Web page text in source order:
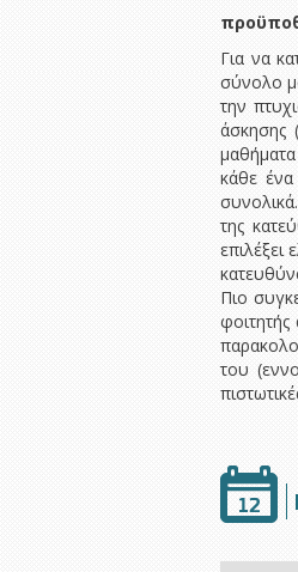
Για να
σύνολο
την
άσκησης
κάθε ένα
της
Πιο
του